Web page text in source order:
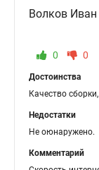
Волков
0 0
Достоинства
Качество
Недостатки
Не оюнаружено.
Комментарий